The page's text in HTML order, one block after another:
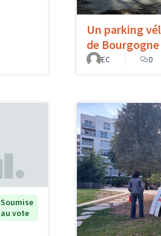
Un parking
de Bourgogne
EC
0
Soumise
au vote